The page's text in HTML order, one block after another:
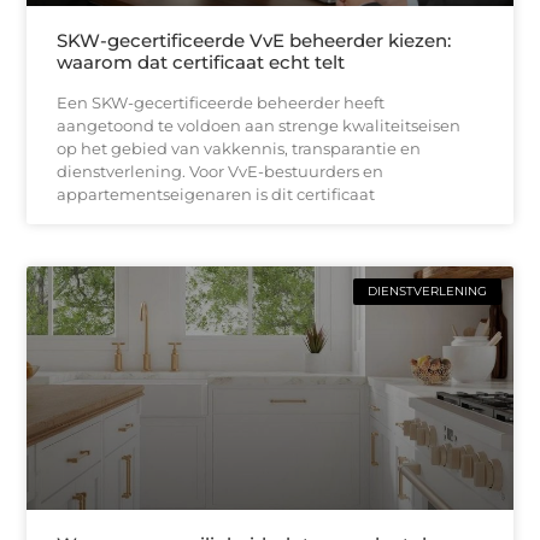
SKW-gecertificeerde VvE beheerder kiezen:
waarom dat certificaat echt telt
Een SKW-gecertificeerde beheerder heeft
aangetoond te voldoen aan strenge kwaliteitseisen
op het gebied van vakkennis, transparantie en
dienstverlening. Voor VvE-bestuurders en
appartementseigenaren is dit certificaat
DIENSTVERLENING